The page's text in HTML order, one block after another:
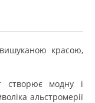
красою,
створює модну і
альстромерії